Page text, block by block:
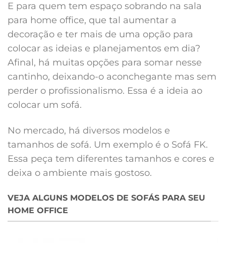
E para quem tem espaço sobrando na sala
para home office, que tal aumentar a
decoração e ter mais de uma opção para
colocar as ideias e planejamentos em dia?
Afinal, há muitas opções para somar nesse
cantinho, deixando-o aconchegante mas sem
perder o profissionalismo. Essa é a ideia ao
colocar um sofá.
No mercado, há diversos modelos e
tamanhos de sofá. Um exemplo é o Sofá FK.
Essa peça tem diferentes tamanhos e cores e
deixa o ambiente mais gostoso.
VEJA ALGUNS MODELOS DE SOFÁS PARA SEU
HOME OFFICE